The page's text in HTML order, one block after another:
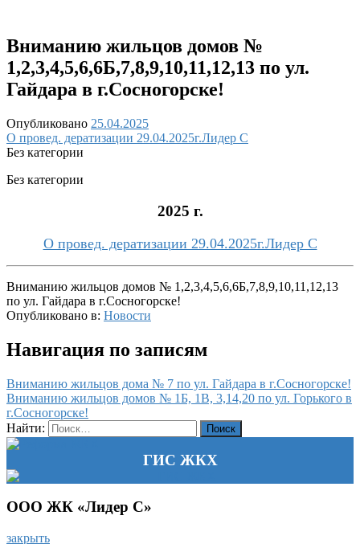
Вниманию жильцов домов №
1,2,3,4,5,6,6Б,7,8,9,10,11,12,13 по ул.
Гайдара в г.Сосногорске!
Опубликовано 25.04.2025
О провед. дератизации 29.04.2025г.Лидер С
Без категории
Без категории
2025 г.
О провед. дератизации 29.04.2025г.Лидер С
Вниманию жильцов домов № 1,2,3,4,5,6,6Б,7,8,9,10,11,12,13
по ул. Гайдара в г.Сосногорске!
Опубликовано в: Новости
Навигация по записям
Вниманию жильцов дома № 7 по ул. Гайдара в г.Сосногорске!
Вниманию жильцов домов № 1Б, 1В, 3,14,20 по ул. Горького в
г.Сосногорске!
Найти:
ГИС ЖКХ
ООО ЖК «Лидер С»
закрыть